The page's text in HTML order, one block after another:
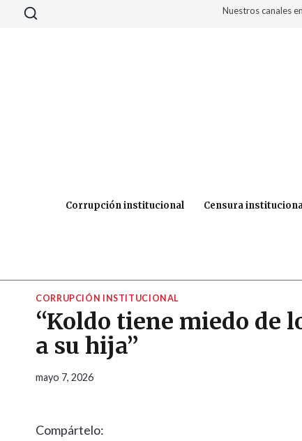
Saltar
Nuestros canales
Corrupción institucional Censura
CORRUPCIÓN INSTITUCIONAL
“Koldo tiene miedo de
a su hija”
mayo 7, 2026
Compártelo: